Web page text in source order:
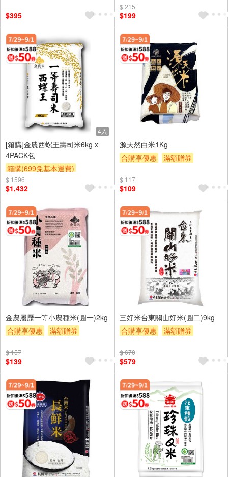
$395
$ 215
$199
4入
[箱購]金農西螺王壽司米6kg x
4PACK包
箱購(699免基本運費)
合購享優惠
贈$200
$ 1596
$1,432
源天然白米1Kg
合購享優惠
滿額贈券
$ 117
$109
金農履歷一等小農種米(圓一)2kg
合購享優惠
滿額贈券
$ 157
$139
三好米台東關山好米(圓二)9kg
合購享優惠
滿額贈券
$ 670
$579